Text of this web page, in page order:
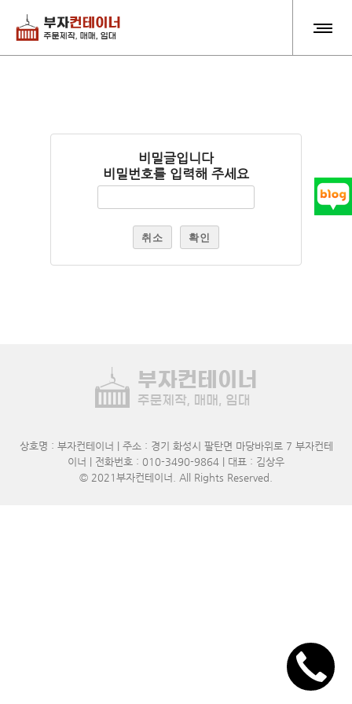
비밀글입니다
비밀번호를 입력해 주세요
취소 확인
상호명 : 부자컨테이너 | 주소 : 경기 화성시 팔탄면 마당바위로 7 부자컨테
이너 | 전화번호 : 010-3490-9864 | 대표 : 김상우
© 2021 부자컨테이너 . All Rights Reserved.